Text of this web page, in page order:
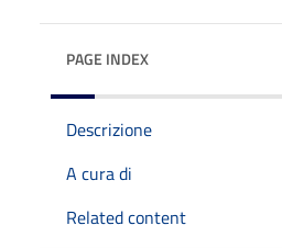
PAGE INDEX
Descrizione
A cura di
Related content